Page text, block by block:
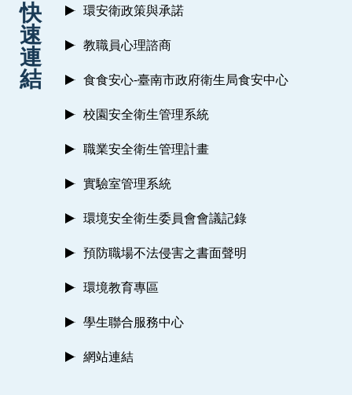
快
速
連
結
環安衛政策與承諾
教職員心理諮商
食食安心-臺南市政府衛生局食安中心
校園安全衛生管理系統
職業安全衛生管理計畫
實驗室管理系統
環境安全衛生委員會會議記錄
預防職場不法侵害之書面聲明
環境教育專區
學生聯合服務中心
網站連結